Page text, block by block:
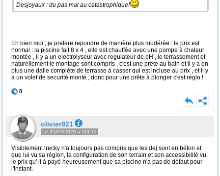
Desjoyaux : du pas mal au catastrophique!
Eh bien moi , je prefere repondre de manière plus modérée : le prix est
normal : la piscine fait 8 x 4 , elle est chauffée avec une pompe à chaleur
montée , il y a un electrolyseur avec regulateur de pH , le terrassement et
naturellement le montage sont compris , c'est une prête au bain et il y a en
plus une dalle complète de terrasse à casser qui est incluse au prix , et il y
a un volet de securité monté , donc pour une prête à plonger c'est réglo !
0
olivier921
Le 31/05/2020 à 00h12
Visiblement trecky n'a toujours pas compris que les dej sont en béton et
que lui vu sa région, la configuration de son terrain et son accessibilité vu
le prix qu' il à payé heureusement que sa piscine n'a pas de défaut pour
l'instant.